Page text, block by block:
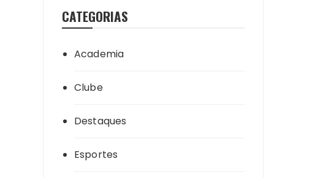
CATEGORIAS
Academia
Clube
Destaques
Esportes